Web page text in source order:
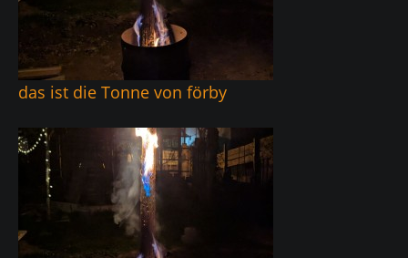
das ist die Tonne von förby